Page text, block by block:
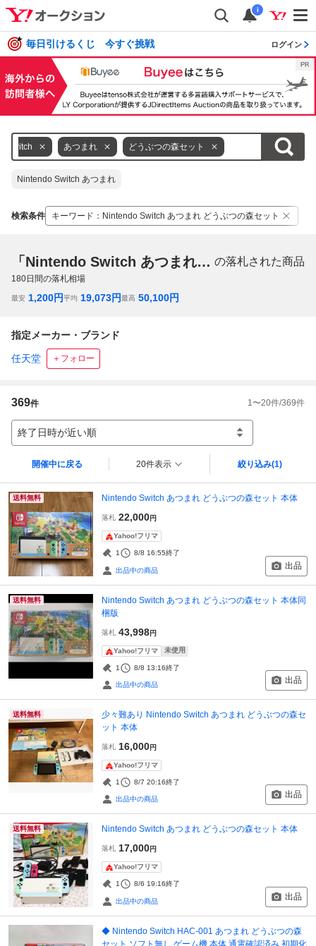
i
毎日引けるくじ 今すぐ挑戦 ログイン
Switch あつまれ どうぶつの森セット
Nintendo Switch あつまれ
検索条件 キーワード ： Nintendo Switch あつまれ どうぶつの森セット
「Nintendo Switch あつまれ どうぶつの森セット」 の落札された商品
180日間の落札相場
最安 1,200円平均 19,073円最高 50,100円
指定メーカー・ブランド
任天堂 ＋フォロー
369件 1 〜20件/369件
終了日時が近い順
開催中に戻る 20件表示 絞り込み(1)
送料無料 Nintendo Switch あつまれ どうぶつの森セット 本体
落札 22,000円
Yahoo!フリマ
1 8/8 16:55終了
出品中の商品 出品
送料無料
Nintendo Switch あつまれ どうぶつの森セット 本体同
梱版
落札 43,998円
Yahoo!フリマ 未使用
1 8/8 13:16終了
出品中の商品 出品
送料無料
少々難あり Nintendo Switch あつまれ どうぶつの森セ
ット 本体
落札 16,000円
Yahoo!フリマ
1 8/7 20:16終了
出品中の商品 出品
送料無料 Nintendo Switch あつまれ どうぶつの森セット 本体
落札 17,000円
Yahoo!フリマ
1 8/6 19:16終了
出品中の商品 出品
◆ Nintendo Switch HAC-001 あつまれ どうぶつの森
セット ソフト無し ゲーム機 本体 通電確認済み 初期化